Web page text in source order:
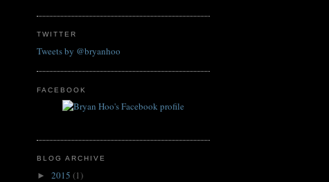
TWITTER
Tweets by @bryanhoo
FACEBOOK
BLOG ARCHIVE
► 2015 (1)